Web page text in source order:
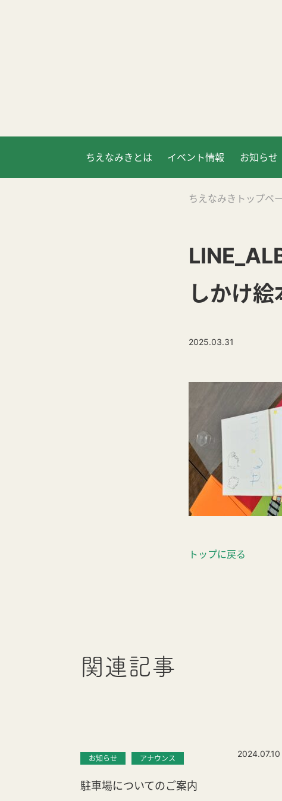
ちえなみきとは イベント情報 お知らせ
ちえなみきトップペ
しかけ
2025.03.31
トップに戻る
関連記事
お知らせ アナウンス 2024.07.10
駐車場についてのご案内